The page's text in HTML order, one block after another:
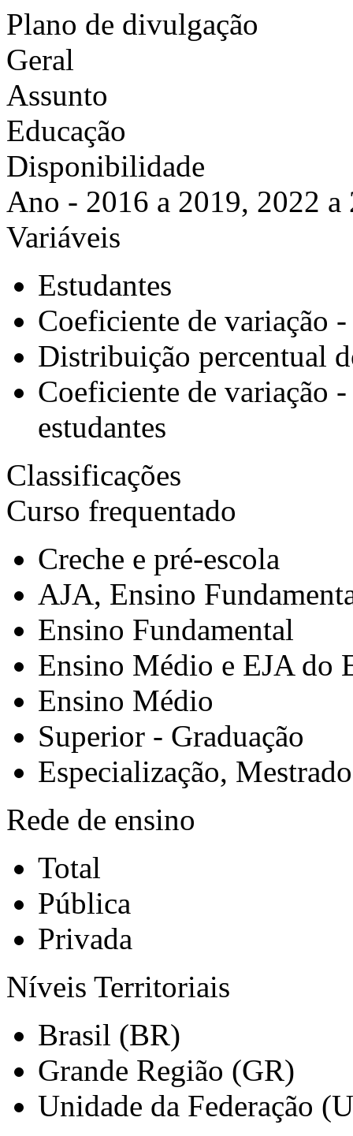
Plano de divulgação
Geral
Assunto
Educação
Disponibilidade
Ano - 2016 a 2019, 2022 a
Variáveis
Estudantes
Coeficiente de variação -
Distribuição percentual
Coeficiente de variação
estudantes
Classificações
Curso frequentado
Creche e pré-escola
AJA, Ensino
Ensino Fundamental
Ensino Médio e EJA do
Ensino Médio
Superior - Graduação
Especialização,
Rede de ensino
Total
Pública
Privada
Níveis Territoriais
Brasil (BR)
Grande Região (GR)
Unidade da Federação